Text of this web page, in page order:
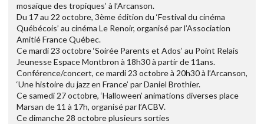
mosaïque des tropiques’ à l’Arcanson.
Du 17 au 22 octobre, 3ème édition du ‘Festival du cinéma
Québécois’ au cinéma Le Renoir, organisé par l’Association
Amitié France Québec.
Ce mardi 23 octobre ‘Soirée Parents et Ados’ au Point Relais
Jeunesse Espace Montbron à 18h30 à partir de 11ans.
Conférence/concert, ce mardi 23 octobre à 20h30 à l’Arcanson,
‘Une histoire du jazz en France’ par Daniel Brothier.
Ce samedi 27 octobre, ‘Halloween’ animations diverses place
Marsan de 11 à 17h, organisé par l’ACBV.
Ce dimanche 28 octobre plusieurs sorties